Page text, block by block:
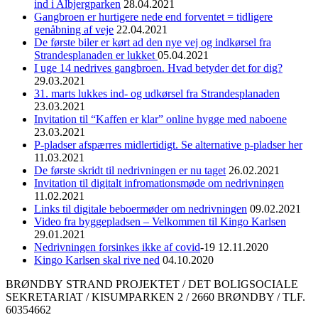
ind i Albjergparken 28.04.2021
Gangbroen er hurtigere nede end forventet = tidligere
genåbning af veje 22.04.2021
De første biler er kørt ad den nye vej og indkørsel fra
Strandesplanaden er lukket 05.04.2021
I uge 14 nedrives gangbroen. Hvad betyder det for dig?
29.03.2021
31. marts lukkes ind- og udkørsel fra Strandesplanaden
23.03.2021
Invitation til “Kaffen er klar” online hygge med naboene
23.03.2021
P-pladser afspærres midlertidigt. Se alternative p-pladser her
11.03.2021
De første skridt til nedrivningen er nu taget 26.02.2021
Invitation til digitalt infromationsmøde om nedrivningen
11.02.2021
Links til digitale beboermøder om nedrivningen 09.02.2021
Video fra byggepladsen – Velkommen til Kingo Karlsen
29.01.2021
Nedrivningen forsinkes ikke af covid-19 12.11.2020
Kingo Karlsen skal rive ned 04.10.2020
BRØNDBY STRAND PROJEKTET / DET BOLIGSOCIALE
SEKRETARIAT / KISUMPARKEN 2 / 2660 BRØNDBY / TLF.
60354662